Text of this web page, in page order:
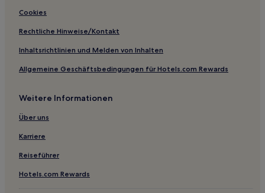
Groß Dratow Hotels
Fleeth Hotels
Röckwitz Hotels
Briggow Hotels
Bristow Hotels
Userin Hotels
Hotels nahe Badestelle Strasen
Hotels nahe Burg Stargard
Waren Hotels
Niendorf Hotels
Cookies
Rechtliche Hinweise/Kontakt
Inhaltsrichtlinien und Melden von Inhalten
Allgemeine Geschäftsbedingungen für Hotels.com Rewards
Weitere Informationen
Über uns
Karriere
Reiseführer
Hotels.com Rewards